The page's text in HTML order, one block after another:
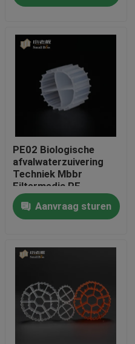
PE02 Biologische
afvalwaterzuivering
Techniek Mbbr
Filtermedia PE
Polymer materiaal
SBR Technologie
Aanvraag sturen